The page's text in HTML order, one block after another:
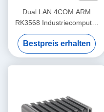
Dual LAN 4COM ARM
RK3568 Industriecomputer
DDR4 8G EMMC 16G
Android 11 eingebetteter
Mini-PC
Bestpreis erhalten